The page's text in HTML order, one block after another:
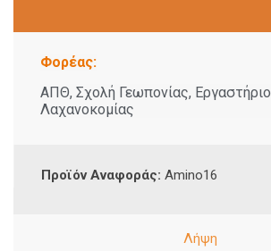
Φορέας:
ΑΠΘ, Σχολή Γεωπονίας, Εργαστήριο
Λαχανοκομίας
Προϊόν Αναφοράς: Amino16